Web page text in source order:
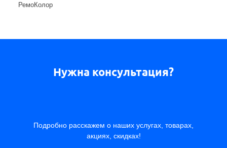
РемоКолор
Нужна консультация?
Подробно расскажем о наших услугах, товарах,
акциях, скидках!